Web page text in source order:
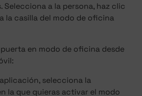
Selecciona a la persona, haz clic
la casilla del modo de oficina
en modo de oficina desde
selecciona la
la que quieras activar el modo